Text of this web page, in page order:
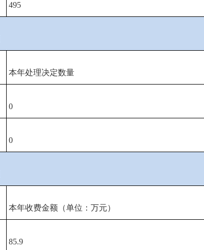
495
本年处理决定数量
0
0
本年收费金额（单位：万元）
85.9